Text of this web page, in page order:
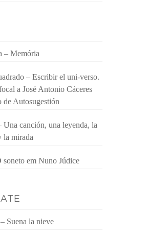
– Memória
– Escribir el uni-verso.
a José Antonio Cáceres
de Autosugestión
Una canción, una leyenda, la
la mirada
soneto em Nuno Júdice
Suena la nieve